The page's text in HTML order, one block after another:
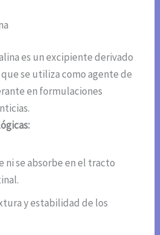
es un excipiente derivado
se utiliza como agente de
en formulaciones
ni se absorbe en el tracto
y estabilidad de los